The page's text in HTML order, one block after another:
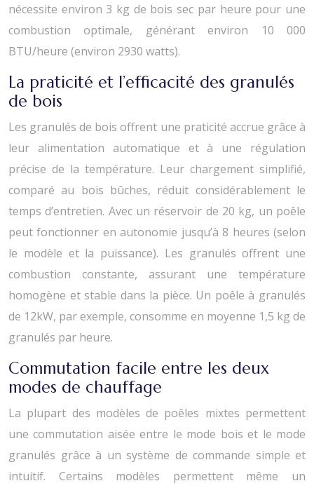
nécessite environ 3 kg de bois sec par heure pour une
combustion optimale, générant environ 10 000
BTU/heure (environ 2930 watts).
La praticité et l’efficacité des granulés
de bois
Les granulés de bois offrent une praticité accrue grâce à
leur alimentation automatique et à une régulation
précise de la température. Leur chargement simplifié,
comparé au bois bûches, réduit considérablement le
temps d’entretien. Avec un réservoir de 20 kg, un poêle
peut fonctionner en autonomie jusqu’à 8 heures (selon
le modèle et la puissance). Les granulés offrent une
combustion constante, assurant une température
homogène et stable dans la pièce. Un poêle à granulés
de 12kW, par exemple, consomme en moyenne 1,5 kg de
granulés par heure.
Commutation facile entre les deux
modes de chauffage
La plupart des modèles de poêles mixtes permettent
une commutation aisée entre le mode bois et le mode
granulés grâce à un système de commande simple et
intuitif. Certains modèles permettent même un